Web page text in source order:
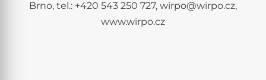
Brno, tel.: +420 543 250 727, wirpo@wirpo.cz,
www.wirpo.cz